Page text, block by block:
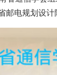
邮电规划设